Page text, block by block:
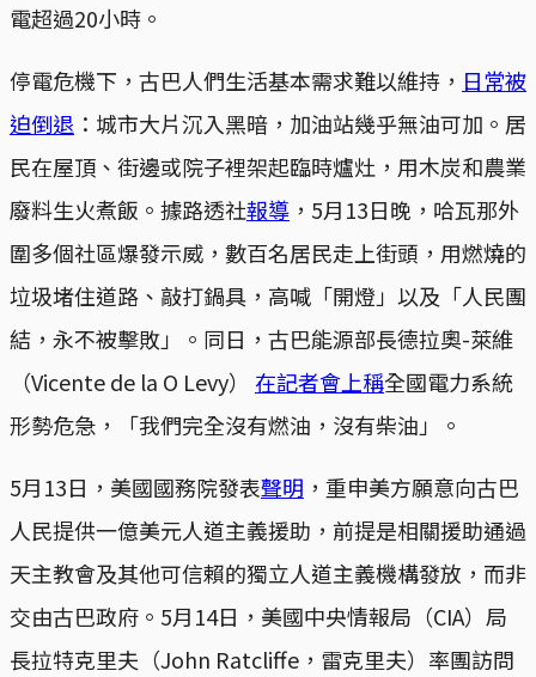
電超過20小時。
停電危機下，古巴人們生活基本需求難以維持， 日常被
迫倒退 ：城市大片沉入黑暗，加油站幾乎無油可加。居
民在屋頂、街邊或院子裡架起臨時爐灶，用木炭和農業
廢料生火煮飯。據路透社報導 ，5月13日晚，哈瓦那外
圍多個社區爆發示威，數百名居民走上街頭，用燃燒的
垃圾堵住道路、敲打鍋具，高喊「開燈」以及「人民團
結，永不被擊敗」。同日，古巴能源部長德拉奧-萊維
（Vicente de la O Levy） 在記者會上稱全國電力系統
形勢危急，「我們完全沒有燃油，沒有柴油」。
5月13日，美國國務院發表聲明 ，重申美方願意向古巴
人民提供一億美元人道主義援助，前提是相關援助通過
天主教會及其他可信賴的獨立人道主義機構發放，而非
交由古巴政府。5月14日，美國中央情報局（CIA）局
長拉特克里夫（John Ratcliffe，雷克里夫）率團訪問